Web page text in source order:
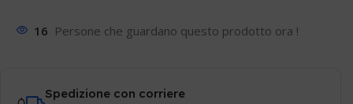
16 Persone che guardano questo prodotto ora !
Spedizione con corriere